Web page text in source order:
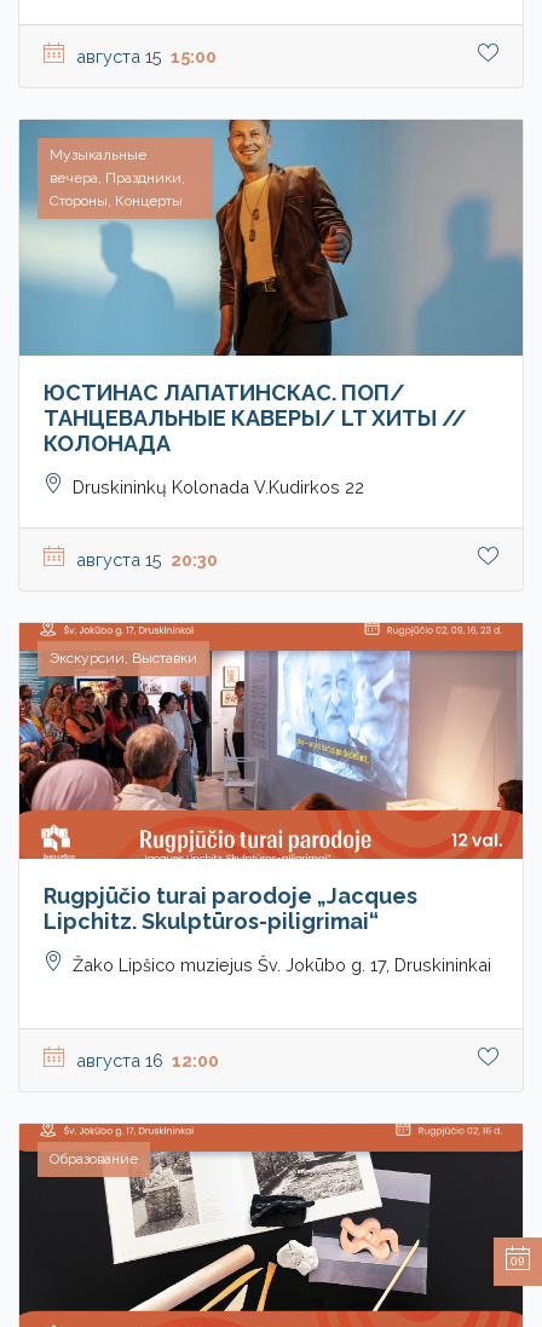
августа 15 15:00
Музыкальные
вечера, Праздники,
Стороны, Концерты
ЮСТИНАС ЛАПАТИНСКАС. ПОП/
ТАНЦЕВАЛЬНЫЕ КАВЕРЫ/ LT ХИТЫ //
КОЛОНАДА
Druskininkų Kolonada V.Kudirkos 22
августа 15 20:30
Экскурсии, Выставки
Rugpjūčio turai parodoje „Jacques
Lipchitz. Skulptūros-piligrimai“
Žako Lipšico muziejus Šv. Jokūbo g. 17, Druskininkai
августа 16 12:00
Образование
09